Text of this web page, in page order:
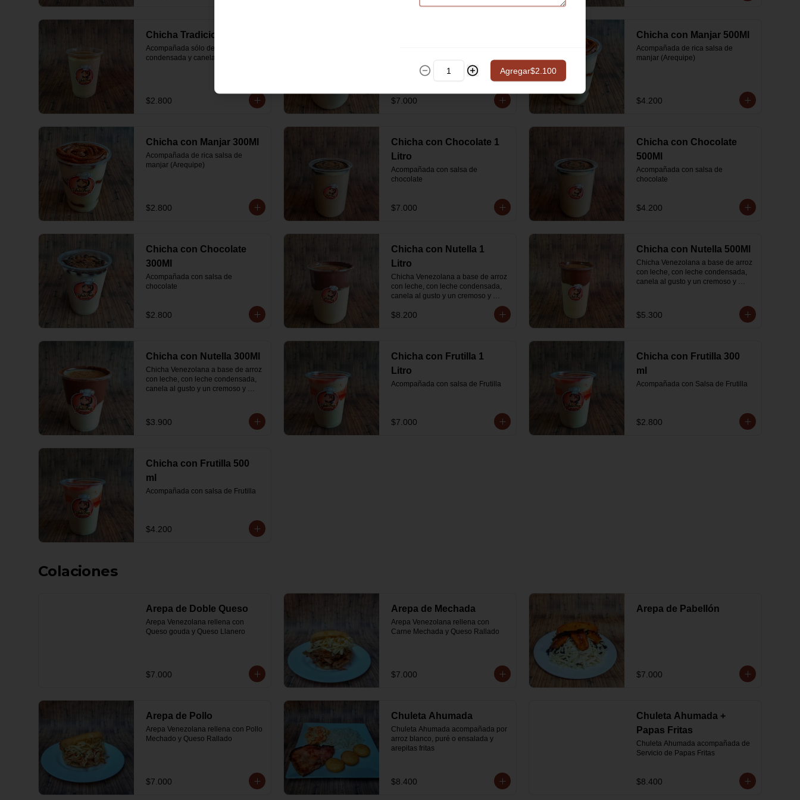
Chicha Tradicional 300Ml
Acompañada sólo de leche
condensada y canela
$2.800 $7.000
Chicha con Manjar 500Ml
Acompañada de rica salsa de
manjar (Arequipe)
$4.200
Chicha con Manjar 300Ml
Acompañada de rica salsa de
manjar (Arequipe)
$2.800
Chicha con Chocolate 1
Litro
Acompañada con salsa de
chocolate
$7.000
Chicha con Chocolate
500Ml
Acompañada con salsa de
chocolate
$4.200
Chicha con Chocolate
300Ml
Acompañada con salsa de
chocolate
$2.800
Chicha con Nutella 1
Litro
Chicha Venezolana a base de arroz
con leche, con leche condensada,
canela al gusto y un cremoso y
$8.200
Chicha con Nutella 500Ml
Chicha Venezolana a base de arroz
con leche, con leche condensada,
canela al gusto y un cremoso y
$5.300
Chicha con Nutella 300Ml
Chicha Venezolana a base de arroz
con leche, con leche condensada,
canela al gusto y un cremoso y
$3.900
Chicha con Frutilla 1
Litro
Acompañada con salsa de Frutilla
$7.000
Chicha con Frutilla 300
ml
Acompañada con Salsa de Frutilla
$2.800
Chicha con Frutilla 500
ml
Acompañada con salsa de Frutilla
$4.200
Colaciones
Arepa de Doble Queso
Arepa Venezolana rellena con
Queso gouda y Queso Llanero
$7.000
Arepa de Mechada
Arepa Venezolana rellena con
Carne Mechada y Queso Rallado
$7.000
Arepa de Pabellón
$7.000
Arepa de Pollo
Arepa Venezolana rellena con Pollo
Mechado y Queso Rallado
$7.000
Chuleta Ahumada
Chuleta Ahumada acompañada por
arroz blanco, puré o ensalada y
arepitas fritas
$8.400
Chuleta Ahumada +
Papas Fritas
Chuleta Ahumada acompañada de
Servicio de Papas Fritas
$8.400
Agregar$2.100